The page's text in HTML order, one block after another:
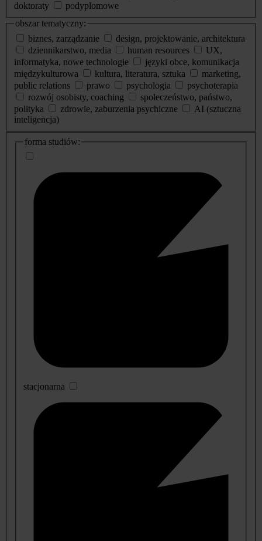
doktoraty
podyplomowe
obszar tematyczny:
biznes, zarządzanie
design, projektowanie, architektura
dziennikarstwo, media
human resources
UX,
informatyka, nowe technologie
języki obce, komunikacja
międzykulturowa
kultura, literatura, sztuka
marketing,
public relations
prawo psychologia
psychoterapia
rozwój osobisty, coaching
społeczeństwo, państwo,
polityka
zdrowie, zaburzenia psychiczne
AI (sztuczna
inteligencja)
dodatkowe
informacje
forma studiów:
stacjonarna